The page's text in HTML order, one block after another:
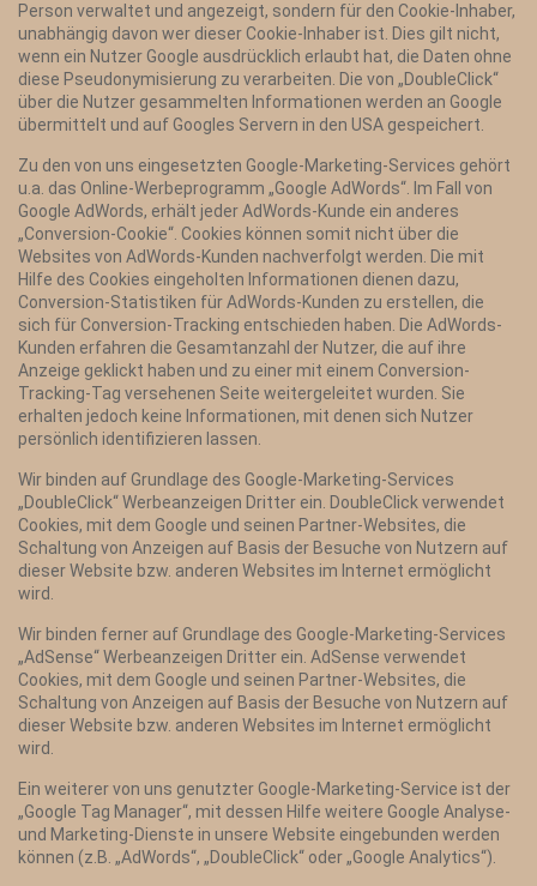
Person verwaltet und angezeigt, sondern für den Cookie-Inhaber,
unabhängig davon wer dieser Cookie-Inhaber ist. Dies gilt nicht,
wenn ein Nutzer Google ausdrücklich erlaubt hat, die Daten ohne
diese Pseudonymisierung zu verarbeiten. Die von „DoubleClick“
über die Nutzer gesammelten Informationen werden an Google
übermittelt und auf Googles Servern in den USA gespeichert.
Zu den von uns eingesetzten Google-Marketing-Services gehört
u.a. das Online-Werbeprogramm „Google AdWords“. Im Fall von
Google AdWords, erhält jeder AdWords-Kunde ein anderes
„Conversion-Cookie“. Cookies können somit nicht über die
Websites von AdWords-Kunden nachverfolgt werden. Die mit
Hilfe des Cookies eingeholten Informationen dienen dazu,
Conversion-Statistiken für AdWords-Kunden zu erstellen, die
sich für Conversion-Tracking entschieden haben. Die AdWords-
Kunden erfahren die Gesamtanzahl der Nutzer, die auf ihre
Anzeige geklickt haben und zu einer mit einem Conversion-
Tracking-Tag versehenen Seite weitergeleitet wurden. Sie
erhalten jedoch keine Informationen, mit denen sich Nutzer
persönlich identifizieren lassen.
Wir binden auf Grundlage des Google-Marketing-Services
„DoubleClick“ Werbeanzeigen Dritter ein. DoubleClick verwendet
Cookies, mit dem Google und seinen Partner-Websites, die
Schaltung von Anzeigen auf Basis der Besuche von Nutzern auf
dieser Website bzw. anderen Websites im Internet ermöglicht
wird.
Wir binden ferner auf Grundlage des Google-Marketing-Services
„AdSense“ Werbeanzeigen Dritter ein. AdSense verwendet
Cookies, mit dem Google und seinen Partner-Websites, die
Schaltung von Anzeigen auf Basis der Besuche von Nutzern auf
dieser Website bzw. anderen Websites im Internet ermöglicht
wird.
Ein weiterer von uns genutzter Google-Marketing-Service ist der
„Google Tag Manager“, mit dessen Hilfe weitere Google Analyse-
und Marketing-Dienste in unsere Website eingebunden werden
können (z.B. „AdWords“, „DoubleClick“ oder „Google Analytics“).